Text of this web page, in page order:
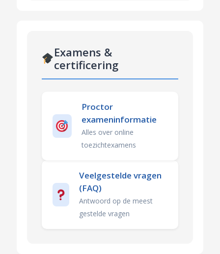
Examens &
certificering
Proctor
exameninformatie
Alles over online
toezichtexamens
Veelgestelde vragen
(FAQ)
Antwoord op de meest
gestelde vragen